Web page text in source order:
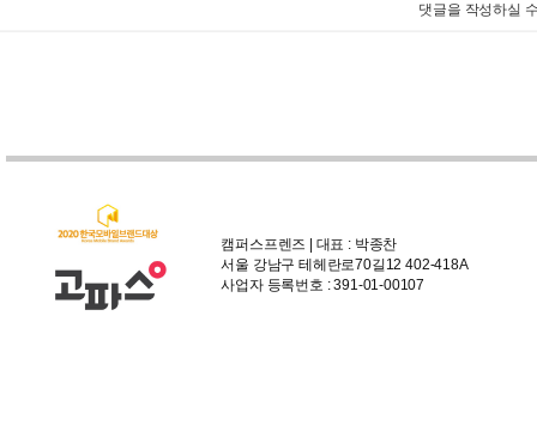
댓글을 작성하실
캠퍼스프렌즈 | 대표 : 박종찬
서울 강남구 테헤란로70길12 402-418A
사업자 등록번호 : 391-01-00107